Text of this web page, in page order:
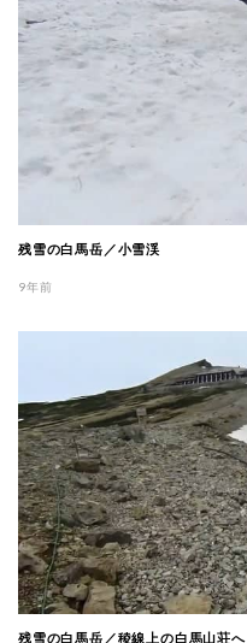
残雪の白馬岳／小雪渓
9年前
残雪の白馬岳／稜線上の白馬山荘へ